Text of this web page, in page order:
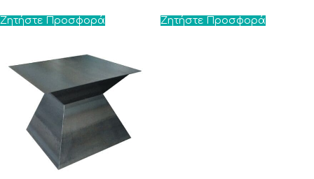
Ζητήστε Προσφορά Ζητήστε Προσφορά